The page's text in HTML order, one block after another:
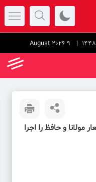
| 9 August 2026
مولانا و حافظ را اجرا